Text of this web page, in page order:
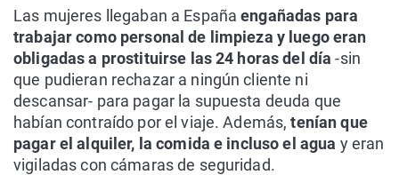
Las mujeres llegaban a Españaengañadas para
trabajar como personal de limpieza y luego eran
obligadas a prostituirse las 24 horas del día -sin
que pudieran rechazar a ningún cliente ni
descansar- para pagar la supuesta deuda que
habían contraído por el viaje. Además,tenían que
pagar el alquiler, la comida e incluso el agua y eran
vigiladas con cámaras de seguridad.